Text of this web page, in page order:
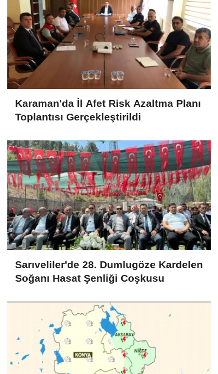
Karaman'da İl Afet Risk Azaltma Planı
Toplantısı Gerçekleştirildi
Sarıveliler'de 28. Dumlugöze Kardelen
Soğanı Hasat Şenliği Coşkusu